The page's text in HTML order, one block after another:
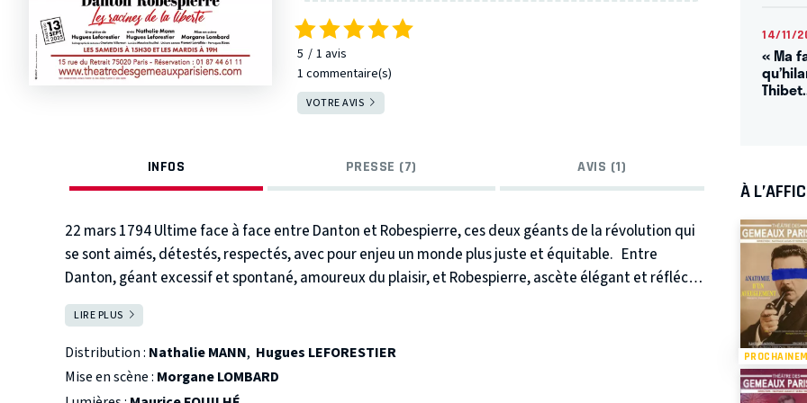
5 1 avis
1 commentaire(s)
VOTRE AVIS
INFOS PRESSE (7) AVIS (1)
22 mars 1794Ultime face à face entre Danton et Robespierre, ces deux géants de la révolution qui
se sont aimés, détestés, respectés, avec pour enjeu un monde plus juste et équitable. Entre
Danton, géant excessif et spontané, amoureux du plaisir, et Robespierre, ascète élégant et réfléchi,
philosophe de la révolution, va se jouer un duel à mort. Deux conceptions de la vie, deux visions du
bonheur séparent ces deux amis de légende. À une époque où, pour ses idéaux, on franchit sur
l’échafaud les portes de la mort en chantant, vivre est un combat.
semaine avant l'arrestation de Danton qui précédera de peu son exécution, résonne de
questionnements faisant écho aujourd'hui. Nul ne sait exactement ce qui s'y est dit et l'auteur, qui
LIRE PLUS
Distribution : Nathalie MANN, Hugues LEFORESTIER
Mise en scène : Morgane LOMBARD
14/11/
« Ma
À